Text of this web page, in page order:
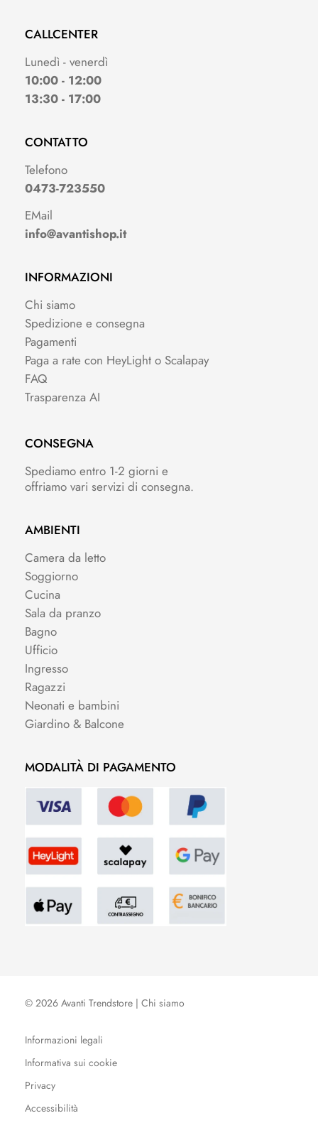
CALLCENTER
Lunedì - venerdì
10:00 - 12:00
13:30 - 17:00
CONTATTO
Telefono
0473-723550
EMail
info@avantishop.it
INFORMAZIONI
Chi siamo
Spedizione e consegna
Pagamenti
Paga a rate con HeyLight o Scalapay
FAQ
Trasparenza AI
CONSEGNA
Spediamo entro 1-2 giorni e
offriamo vari servizi di consegna.
AMBIENTI
Camera da letto
Soggiorno
Cucina
Sala da pranzo
Bagno
Ufficio
Ingresso
Ragazzi
Neonati e bambini
Giardino & Balcone
MODALITÀ DI PAGAMENTO
© 2026 Avanti Trendstore | Chi siamo
Informazioni legali
Informativa sui cookie
Privacy
Accessibilità